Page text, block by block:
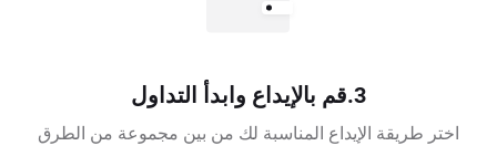
3.قم بالإيداع وابدأ التداول
اختر طريقة الإيداع المناسبة لك من بين مجموعة من الطرق